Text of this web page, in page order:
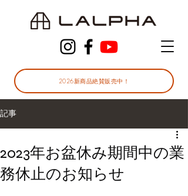
2026新商品絶賛販売中！
記事
2023年お盆休み期間中の業
務休止のお知らせ